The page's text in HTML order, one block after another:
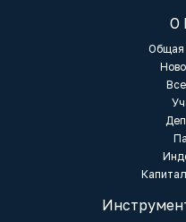
О
Общая